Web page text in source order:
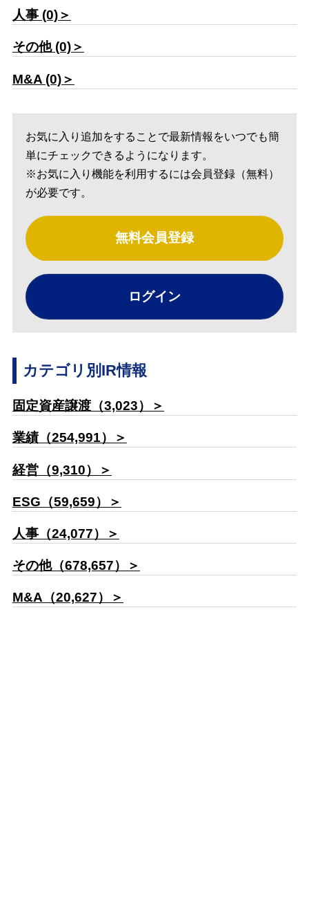
人事 (0)＞
その他 (0)＞
M&A (0)＞
お気に入り追加をすることで最新情報をいつでも簡
単にチェックできるようになります。
※お気に入り機能を利用するには会員登録（無料）
が必要です。
無料会員登録
ログイン
カテゴリ別IR情報
固定資産譲渡（3,023）＞
業績（254,991）＞
経営（9,310）＞
ESG（59,659）＞
人事（24,077）＞
その他（678,657）＞
M&A（20,627）＞